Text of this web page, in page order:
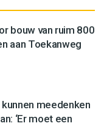
bouw van ruim 800
aan Toekanweg
meedenken
‘Er moet een